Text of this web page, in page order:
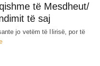
të Mesdheut/
të saj
jo vetëm të Ilirisë, por të